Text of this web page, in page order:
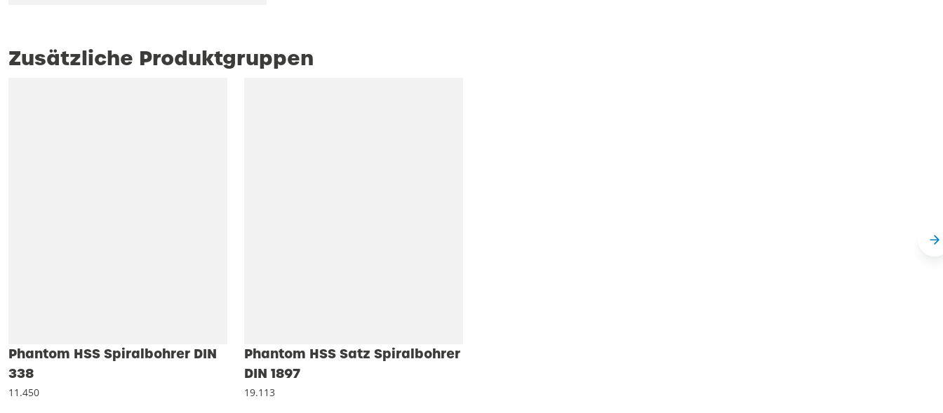
Zusätzliche Produktgruppen
Phantom HSS Spiralbohrer DIN
338
11.450
Phantom HSS Satz Spiralbohrer
DIN 1897
19.113